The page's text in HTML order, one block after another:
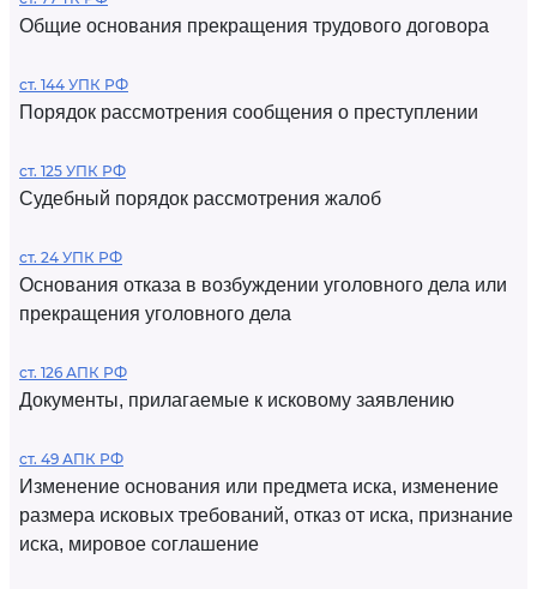
Общие основания прекращения трудового договора
ст. 144 УПК РФ
Порядок рассмотрения сообщения о преступлении
ст. 125 УПК РФ
Судебный порядок рассмотрения жалоб
ст. 24 УПК РФ
Основания отказа в возбуждении уголовного дела или
прекращения уголовного дела
ст. 126 АПК РФ
Документы, прилагаемые к исковому заявлению
ст. 49 АПК РФ
Изменение основания или предмета иска, изменение
размера исковых требований, отказ от иска, признание
иска, мировое соглашение